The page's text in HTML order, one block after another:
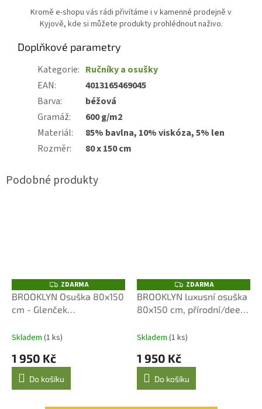
Kromě e-shopu vás rádi přivítáme i v kamenné prodejně v
Kyjově, kde si můžete produkty prohlédnout naživo.
Doplňkové parametry
Kategorie: Ručníky a osušky
EAN:
4013165469045
Barva:
béžová
Gramáž:
600 g/m2
Materiál:
85% bavlna, 10% viskóza, 5% len
Rozměr: 80 x 150 cm
Z
D
A
R
ZDARMA
BROOKLYN Osuška 80x150
cm - Glenček
Skladem (1 ks)
1 950 Kč
Do košíku
Z
D
A
M
ZDARMA
BROOKLYN luxusní osuška
80x150 cm, přírodní/deep
Skladem (1 ks)
1 950 Kč
Do košíku